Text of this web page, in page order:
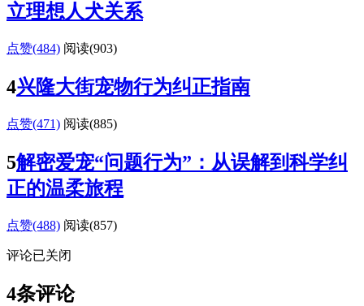
立理想人犬关系
点赞(484) 阅读(903)
4兴隆大街宠物行为纠正指南
点赞(471) 阅读(885)
5解密爱宠“问题行为”：从误解到科学纠
正的温柔旅程
点赞(488) 阅读(857)
评论已关闭
4条评论